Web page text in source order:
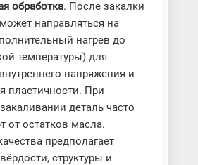
обработка. После закалки
направляться на
нагрев до
температуры) для
напряжения и
пластичности. При
деталь часто
от остатков масла.
предполагает
структуры и